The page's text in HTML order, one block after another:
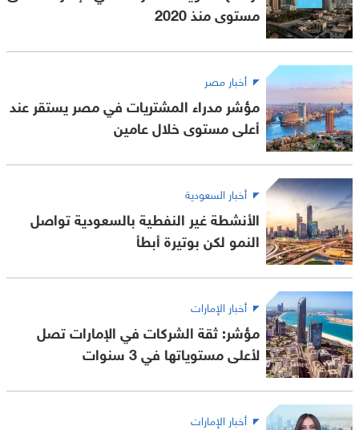
مستوى منذ 2020
أخبار مصر
مؤشر مدراء المشتريات في مصر يستقر عند
أعلى مستوى خلال عامين
أخبار السعودية
الأنشطة غير النفطية بالسعودية تواصل
النمو لكن بوتيرة أبطأ
أخبار الإمارات
مؤشر: ثقة الشركات في الإمارات تصل
لأعلى مستوياتها في 3 سنوات
أخبار الإمارات